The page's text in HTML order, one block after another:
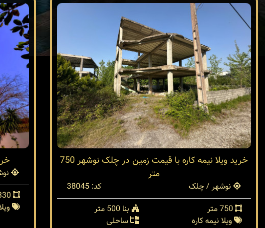
خرید ویلا نیمه کاره با قیمت زمین در چلک نوشهر 750
متر
نوشهر / چلک
کد: 38045
بنا 500 متر
ویلا نیمه کاره
ساحلی
330 متر